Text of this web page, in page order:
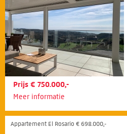
Prijs € 750.000,-
Meer informatie
Appartement El Rosario € 698.000,-